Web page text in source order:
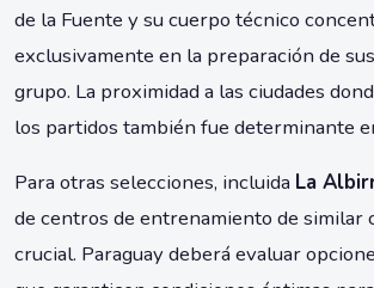
de la Fuente y su cuerpo técnico
exclusivamente en la preparación de
grupo. La proximidad a las ciudades
los partidos también fue determinante
Para otras selecciones, incluida La
de centros de entrenamiento de similar
crucial. Paraguay deberá evaluar